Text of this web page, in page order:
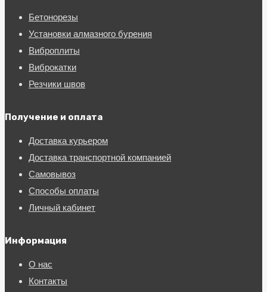
Бетонорезы
Установки алмазного бурения
Виброплиты
Виброкатки
Резчики швов
Получение и оплата
Доставка курьером
Доставка транспортной компанией
Самовывоз
Способы оплаты
Личный кабинет
Информация
О нас
Контакты